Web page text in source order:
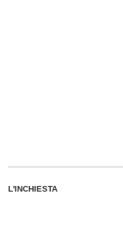
L'INCHIESTA